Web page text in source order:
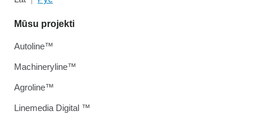
Mūsu projekti
Autoline™
Machineryline™
Agroline™
Linemedia Digital ™